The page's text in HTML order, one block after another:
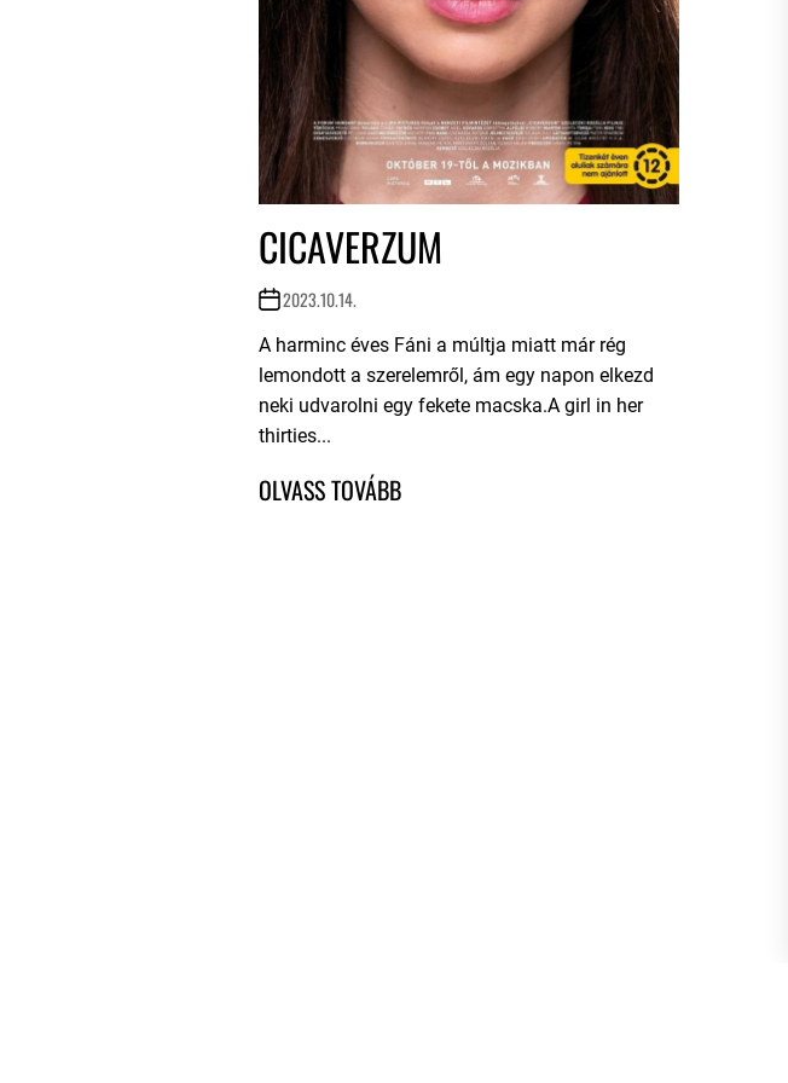
CICAVERZUM
2023.10.14.
A harminc éves Fáni a múltja miatt már rég
lemondott a szerelemről, ám egy napon elkezd
neki udvarolni egy fekete macska.A girl in her
thirties...